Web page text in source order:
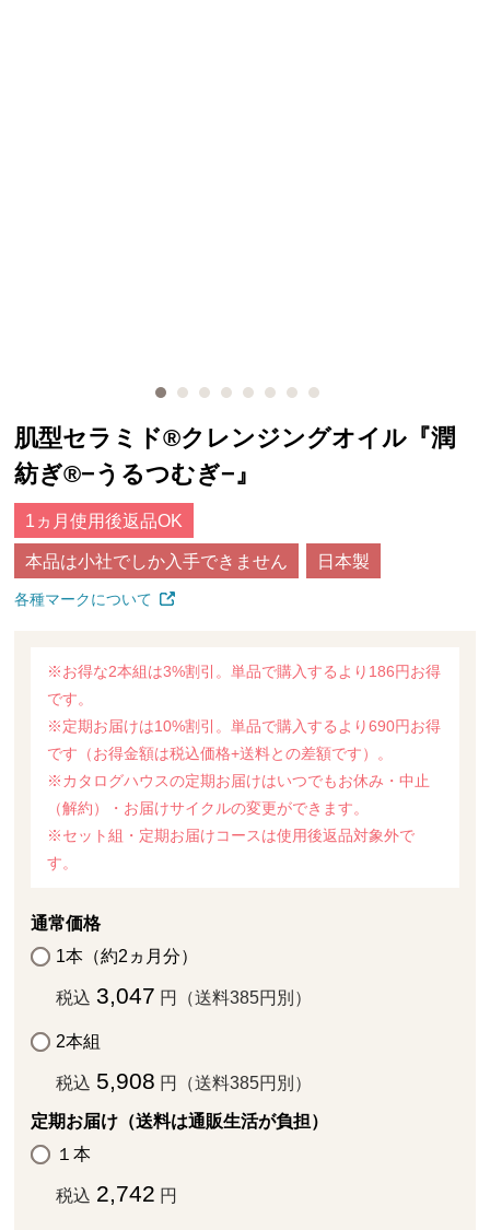
肌型セラミド®クレンジングオイル『潤
紡ぎ®−うるつむぎ−』
1ヵ月使用後返品OK
本品は小社でしか入手できません 日本製
各種マークについて
※お得な2本組は3%割引。単品で購入するより186円お得
です。
※定期お届けは10%割引。単品で購入するより690円お得
です（お得金額は税込価格+送料との差額です）。
※カタログハウスの定期お届けはいつでもお休み・中止
（解約）・お届けサイクルの変更ができます。
※セット組・定期お届けコースは使用後返品対象外で
す。
通常価格
1本（約2ヵ月分）
税込 3,047 円（送料385円別）
2本組
税込 5,908 円（送料385円別）
定期お届け（送料は通販生活が負担）
１本
税込 2,742 円